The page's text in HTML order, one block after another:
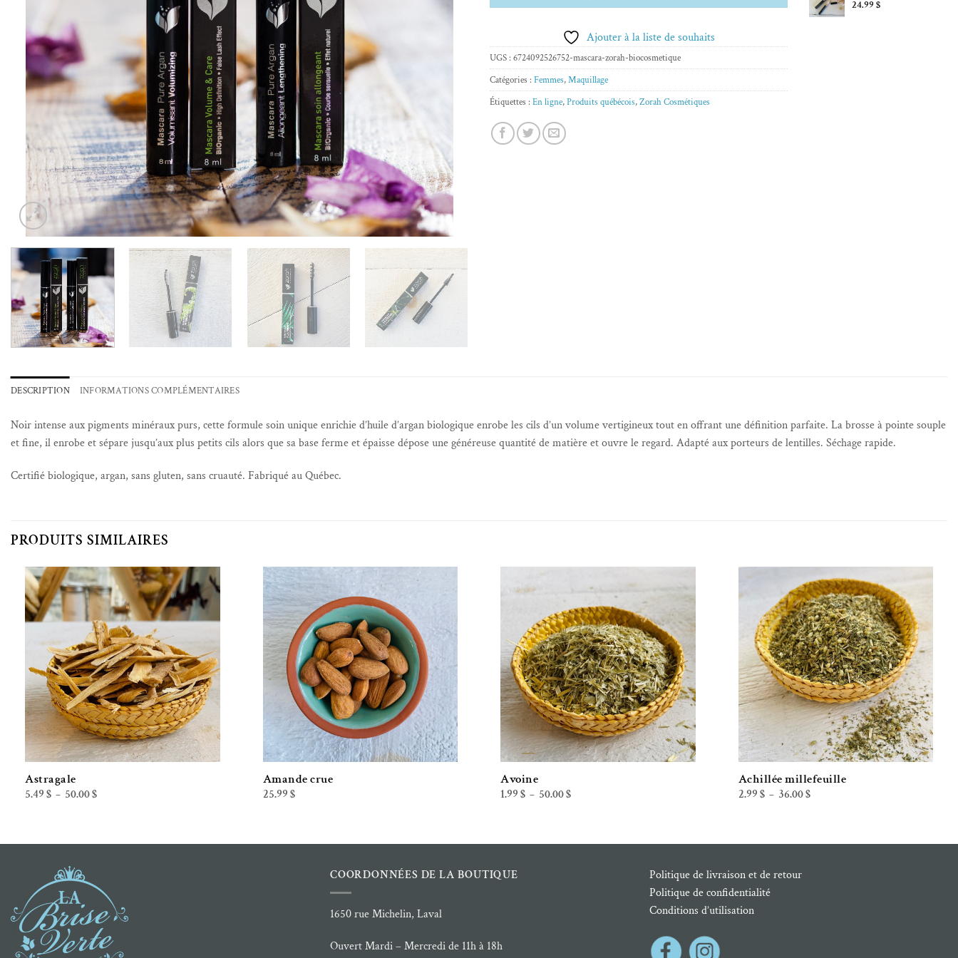
Ajouter à la liste de souhaits
UGS : 6724092526752-mascara-zorah-biocosmetique
Catégories : Femmes,Maquillage
Étiquettes : En ligne,Produits québécois,Zorah Cosmétiques
24.99$
DESCRIPTION INFORMATIONS COMPLÉMENTAIRES
Noir intense aux pigments minéraux purs, cette formule soin unique enrichie d’huile d’argan biologique enrobe les cils d’un volume vertigineux tout en offrant une définition parfaite. La brosse à pointe souple
et fine, il enrobe et sépare jusqu’aux plus petits cils alors que sa base ferme et épaisse dépose une généreuse quantité de matière et ouvre le regard. Adapté aux porteurs de lentilles. Séchage rapide.
Certifié biologique, argan, sans gluten, sans cruauté. Fabriqué au Québec.
PRODUITS SIMILAIRES
Ajouter à la liste de souhaits
Astragale
5.49 $ – 50.00$Plage
50.00 $
Ajouter à la liste de souhaits
Amande crue
25.99 $
Ajouter à la liste de souhaits
Avoine
1.99 $ – 50.00$Plage
50.00 $
Ajouter à la liste de souhaits
Achillée millefeuille
2.99 $ – 36.00$Plage
36.00 $
COORDONNÉES DE LA BOUTIQUE
1650 rue Michelin, Laval
Ouvert Mardi – Mercredi de 11h à 18h
Politique de livraison et de retour
Politique de confidentialité
Conditions d’utilisation